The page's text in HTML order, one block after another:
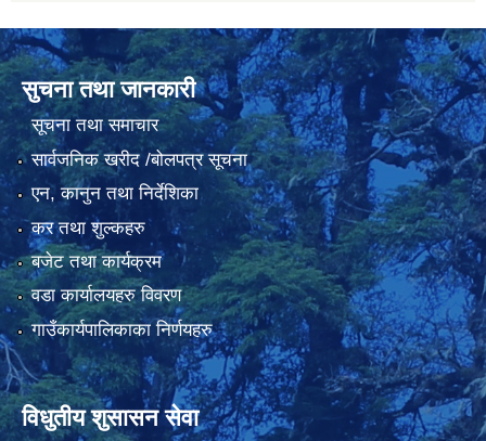
सुचना तथा जानकारी
सूचना तथा समाचार
सार्वजनिक खरीद /बोलपत्र सूचना
एन, कानुन तथा निर्देशिका
कर तथा शुल्कहरु
बजेट तथा कार्यक्रम
वडा कार्यालयहरु विवरण
गाउँकार्यपालिकाका निर्णयहरु
विधुतीय शुसासन सेवा